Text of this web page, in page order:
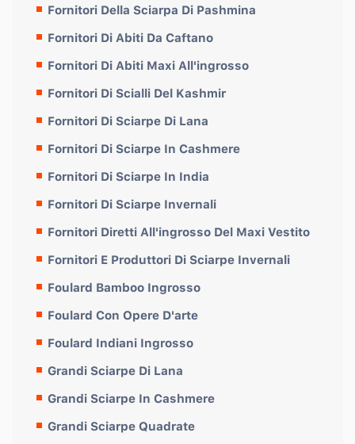
Fornitori Della Sciarpa Di Pashmina
Fornitori Di Abiti Da Caftano
Fornitori Di Abiti Maxi All'ingrosso
Fornitori Di Scialli Del Kashmir
Fornitori Di Sciarpe Di Lana
Fornitori Di Sciarpe In Cashmere
Fornitori Di Sciarpe In India
Fornitori Di Sciarpe Invernali
Fornitori Diretti All'ingrosso Del Maxi Vestito
Fornitori E Produttori Di Sciarpe Invernali
Foulard Bamboo Ingrosso
Foulard Con Opere D'arte
Foulard Indiani Ingrosso
Grandi Sciarpe Di Lana
Grandi Sciarpe In Cashmere
Grandi Sciarpe Quadrate